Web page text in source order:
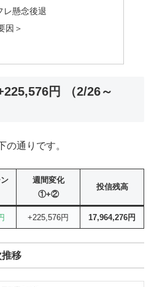
レ懸念後退
因＞
円 （2/26～
の通りです。
週間変化
①+②
投信残高
+225,576円 17,964,276円
移